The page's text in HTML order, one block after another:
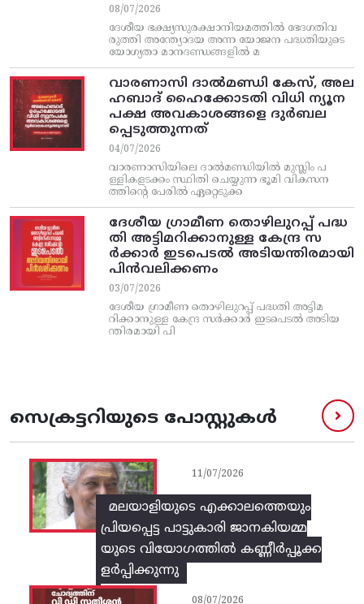
08/07/2026
ദേശീയ ഭക്ഷ്യസുരക്ഷാനിയമത്തിൽ ഭേദഗതിവ
രുത്തി അന്ത്യോദയ അന്ന യോജന പദ്ധതിയുടെ
യോഗ്യതാ മാനദണ്ഡങ്ങളിൽ മ
വാരണാസി ദാൽമണ്ഡി കേസ്, അല
ഹബാദ് ഹൈക്കോടതി വിധി ന്യൂന
പക്ഷ അവകാശങ്ങളെ ദുർബല
പ്പെടുത്തുന്നത്
04/07/2026
വാരണാസിയിലെ ദാൽമണ്ഡിയിൽ മുസ്ലിം പ
ള്ളികളടക്കം സ്ഥിതി ചെയ്യുന്ന ഭൂമി വികസന
ത്തിന്റെ പേരിൽ ഏറ്റെടുക്ക
ദേശീയ ഗ്രാമീണ തൊഴിലുറപ്പ്‌ പദ്ധ
തി അട്ടിമറിക്കാനുള്ള കേന്ദ്ര സ
ര്‍ക്കാര്‍ ഇടപെടല്‍ അടിയന്തിരമായി
പിന്‍വലിക്കണം
03/07/2026
ദേശീയ ഗ്രാമീണ തൊഴിലുറപ്പ്‌ പദ്ധതി അട്ടിമ
റിക്കാനുള്ള കേന്ദ്ര സര്‍ക്കാര്‍ ഇടപെടല്‍ അടിയ
ന്തിരമായി പി
സെക്രട്ടറിയുടെ പോസ്റ്റുകൾ
മലയാളിയുടെ എക്കാലത്തെയും
പ്രിയപ്പെട്ട പാട്ടുകാരി ജാനകിയമ്മ
യുടെ വിയോഗത്തിൽ കണ്ണീർപ്പൂക്ക
ളർപ്പിക്കുന്നു
11/07/2026
08/07/2026